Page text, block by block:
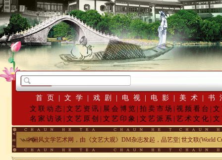
首页 |文学 |戏剧 电视 电影 美术 |书
文联动态 |文艺资讯 展会博览 |拍卖市场 |视频看台 |
名家访谈
|文艺原创 |文艺印象 |文艺派系 |艺术文化 |
中国风文学艺术网，由《文艺大观》DM杂志发起，品艺堂| 世文联(World